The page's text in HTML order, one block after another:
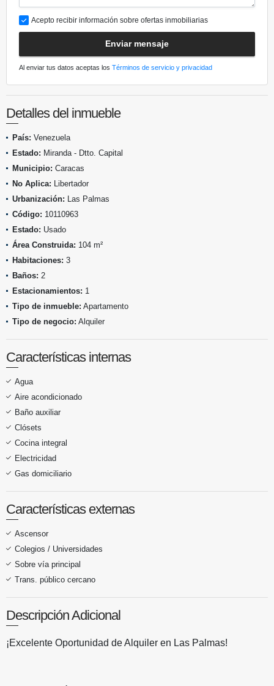
Acepto recibir información sobre ofertas inmobiliarias
Enviar mensaje
Al enviar tus datos aceptas los Términos de servicio y privacidad
Detalles del inmueble
País: Venezuela
Estado: Miranda - Dtto. Capital
Municipio: Caracas
No Aplica: Libertador
Urbanización: Las Palmas
Código: 10110963
Estado: Usado
Área Construida: 104 m²
Habitaciones: 3
Baños: 2
Estacionamientos: 1
Tipo de inmueble: Apartamento
Tipo de negocio: Alquiler
Características internas
Agua
Aire acondicionado
Baño auxiliar
Clósets
Cocina integral
Electricidad
Gas domiciliario
Características externas
Ascensor
Colegios / Universidades
Sobre vía principal
Trans. público cercano
Descripción Adicional
¡Excelente Oportunidad de Alquiler en Las Palmas!